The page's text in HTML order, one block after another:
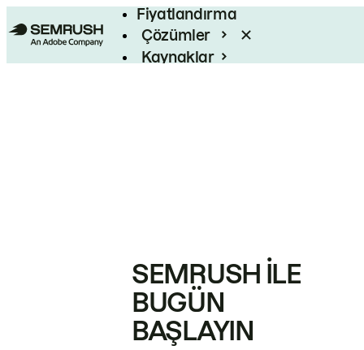
Fiyatlandırma
Çözümler
Kaynaklar
SEMRUSH ILE
BUGÜN
BAŞLAYIN